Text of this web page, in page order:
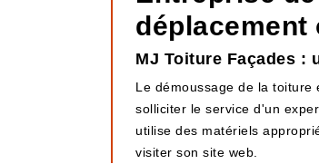
déplacement
MJ Toiture Façades :
Le démoussage de la
solliciter le service d'un
utilise des matériels
visiter son site web.